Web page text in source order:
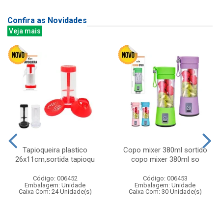
Confira as Novidades
Veja mais
Tapioqueira plastico
26x11cm,sortida tapioqu
Código: 006452
Embalagem: Unidade
Caixa Com: 24 Unidade(s)
Copo mixer 380ml sortido
copo mixer 380ml so
Código: 006453
Embalagem: Unidade
Caixa Com: 30 Unidade(s)